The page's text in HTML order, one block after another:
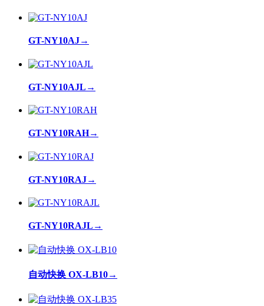
GT-NY10AJ→
GT-NY10AJL →
GT-NY10RAH→
GT-NY10RAJ→
GT-NY10RAJL →
自动快换 OX-LB10→